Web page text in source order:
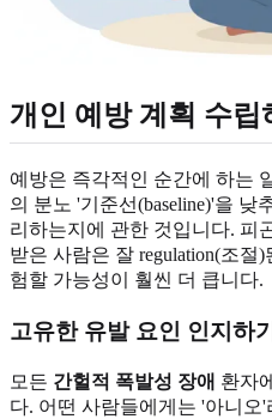
개인 예방 계획 수립
예방은 즉각적인 순간에 하는
의 분노 '기준선(baseline)'을
리하는지에 관한 것입니다. 피
받은 사람은 잘 regulation(조절
험할 가능성이 훨씬 더 큽니다.
고유한 유발 요인 인지하기
모든 간헐적 폭발성 장애 환자
다. 어떤 사람들에게는 '아니오